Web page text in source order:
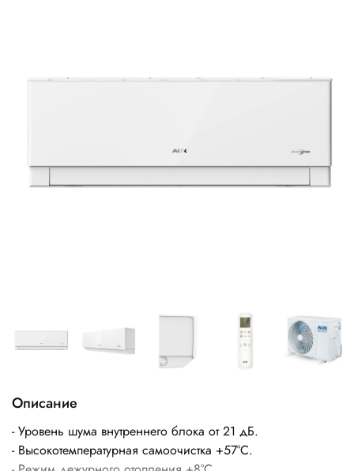
Описание
- Уровень шума внутреннего блока от 21 дБ.
- Высокотемпературная самоочистка +57°С.